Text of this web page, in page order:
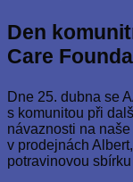
Den
Care
Dne 25. dubna se
s komunitou při
návaznosti na
v prodejnách
potravinovou